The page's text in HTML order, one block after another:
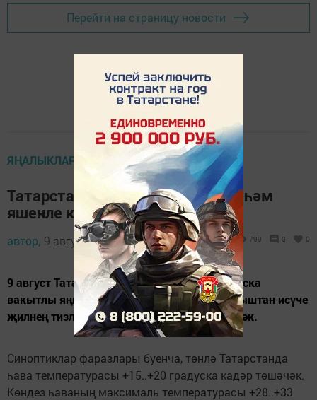
Перейти на страницу новости
ЯҢАЛЫКЛАР ТАСМАСЫ
Татарстанда +33 градуслы эссе һәм
яшенле көн көтелә
автор, 9 август 2022 - 08:05 799 0 0
9 август Татарстан җирлегендә эссе һәм кыска
вакытлы яңгырлар көтелә. Төньяк-көнчыгыштан исүче
җилнең тизлеге 15-20 метр секундка җитәчәк.
Синоптиклар фаразлары буенча, төнлә Татарстанда
һава температурасы +15..+20 градуска кадәр төшәчәк.
Көндез һаваның максималь температурасы +28..+33